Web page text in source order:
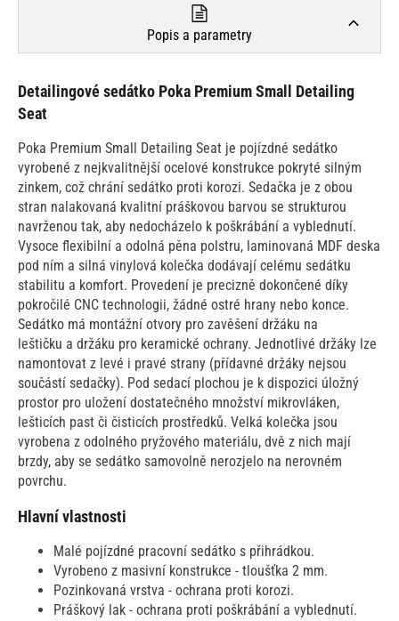
Popis a parametry
Detailingové sedátko Poka Premium Small Detailing
Seat
Poka Premium Small Detailing Seat je pojízdné sedátko
vyrobené z nejkvalitnější ocelové konstrukce pokryté silným
zinkem, což chrání sedátko proti korozi. Sedačka je z obou
stran nalakovaná kvalitní práškovou barvou se strukturou
navrženou tak, aby nedocházelo k poškrábání a vyblednutí.
Vysoce flexibilní a odolná pěna polstru, laminovaná MDF deska
pod ním a silná vinylová kolečka dodávají celému sedátku
stabilitu a komfort. Provedení je precizně dokončené díky
pokročilé CNC technologii, žádné ostré hrany nebo konce.
Sedátko má montážní otvory pro zavěšení držáku na
leštičku a držáku pro keramické ochrany. Jednotlivé držáky lze
namontovat z levé i pravé strany (přídavné držáky nejsou
součástí sedačky). Pod sedací plochou je k dispozici úložný
prostor pro uložení dostatečného množství mikrovláken,
lešticích past či čisticích prostředků. Velká kolečka jsou
vyrobena z odolného pryžového materiálu, dvě z nich mají
brzdy, aby se sedátko samovolně nerozjelo na nerovném
povrchu.
Hlavní vlastnosti
Malé pojízdné pracovní sedátko s přihrádkou.
Vyrobeno z masivní konstrukce - tloušťka 2 mm.
Pozinkovaná vrstva - ochrana proti korozi.
Práškový lak - ochrana proti poškrábání a vyblednutí.